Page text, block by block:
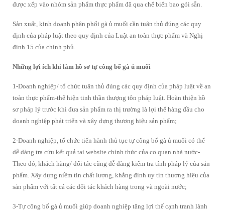
được xếp vào nhóm sản phẩm thực phẩm đã qua chế biến bao gói sẵn.
Sản xuất, kinh doanh phân phối gà ủ muối cần tuân thủ đúng các quy
định của pháp luật theo quy định của Luật an toàn thực phẩm và Nghị
định 15 của chính phủ.
Những lợi ích khi làm hồ sơ tự công bố gà ủ muối
1-Doanh nghiệp/ tổ chức tuân thủ đúng các quy định của pháp luật về an
toàn thực phẩm-thể hiện tinh thần thượng tôn pháp luật. Hoàn thiện hồ
sơ pháp lý trước khi đưa sản phẩm ra thị trường là lợi thế hàng đầu cho
doanh nghiệp phát triển và xây dựng thương hiệu sản phẩm;
2-Doanh nghiệp, tổ chức tiến hành thủ tục tự công bố gà ủ muối có thể
dễ dàng tra cứu kết quả tại website chính thức của cơ quan nhà nước-
Theo đó, khách hàng/ đối tác cũng dễ dàng kiểm tra tính pháp lý của sản
phẩm. Xây dựng niềm tin chất lượng, khẳng định uy tín thương hiệu của
sản phẩm với tất cả các đối tác khách hàng trong và ngoài nước;
3-Tự công bố gà ủ muối giúp doanh nghiệp tăng lợi thế cạnh tranh lành